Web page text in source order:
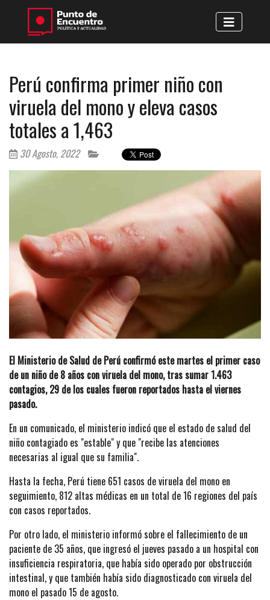
Perú confirma primer niño con
viruela del mono y eleva casos
totales a 1,463
30 Agosto, 2022
El Ministerio de Salud de Perú confirmó este martes el primer caso
de un niño de 8 años con viruela del mono, tras sumar 1.463
contagios, 29 de los cuales fueron reportados hasta el viernes
pasado.
En un comunicado, el ministerio indicó que el estado de salud del
niño contagiado es "estable" y que "recibe las atenciones
necesarias al igual que su familia".
Hasta la fecha, Perú tiene 651 casos de viruela del mono en
seguimiento, 812 altas médicas en un total de 16 regiones del país
con casos reportados.
Por otro lado, el ministerio informó sobre el fallecimiento de un
paciente de 35 años, que ingresó el jueves pasado a un hospital con
insuficiencia respiratoria, que había sido operado por obstrucción
intestinal, y que también había sido diagnosticado con viruela del
mono el pasado 15 de agosto.